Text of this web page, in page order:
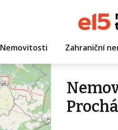
Nemovitosti Zahraniční